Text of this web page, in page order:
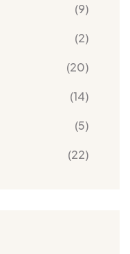
(9)
(2)
(20)
(14)
(5)
(22)